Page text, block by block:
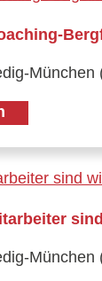
München
München